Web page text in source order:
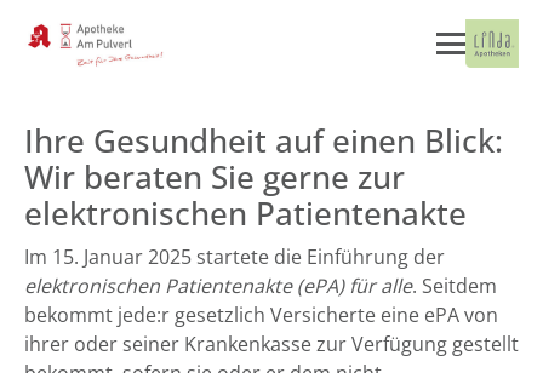
Ihre Gesundheit auf einen Blick:
Wir beraten Sie gerne zur
elektronischen Patientenakte
Im 15. Januar 2025 startete die Einführung der
elektronischen Patientenakte (ePA) für alle. Seitdem
bekommt jede:r gesetzlich Versicherte eine ePA von
ihrer oder seiner Krankenkasse zur Verfügung gestellt